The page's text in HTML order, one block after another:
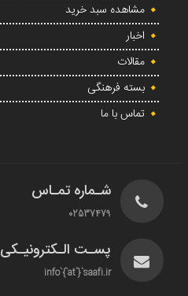
مشاهده سبد خرید
اخبار
مقالات
بسته فرهنگی
تماس با ما
شـماره تمـاس
02537479
پسـت الـکترونیـکی
info`{`at`}`saafi.ir